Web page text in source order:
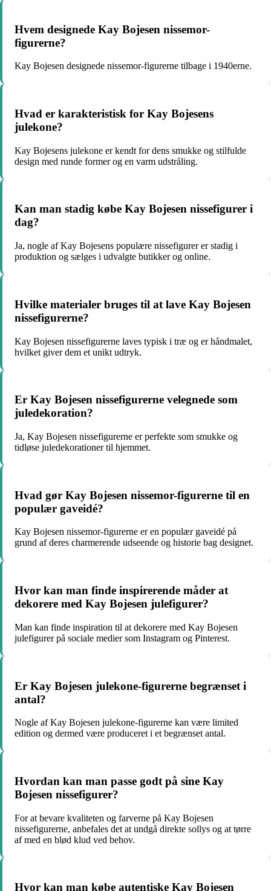
Hvem designede Kay Bojesen nissemor-
figurerne?
Kay Bojesen designede nissemor-figurerne tilbage i 1940erne.
Hvad er karakteristisk for Kay Bojesens
julekone?
Kay Bojesens julekone er kendt for dens smukke og stilfulde
design med runde former og en varm udstråling.
Kan man stadig købe Kay Bojesen nissefigurer i
dag?
Ja, nogle af Kay Bojesens populære nissefigurer er stadig i
produktion og sælges i udvalgte butikker og online.
Hvilke materialer bruges til at lave Kay Bojesen
nissefigurerne?
Kay Bojesen nissefigurerne laves typisk i træ og er håndmalet,
hvilket giver dem et unikt udtryk.
Er Kay Bojesen nissefigurerne velegnede som
juledekoration?
Ja, Kay Bojesen nissefigurerne er perfekte som smukke og
tidløse juledekorationer til hjemmet.
Hvad gør Kay Bojesen nissemor-figurerne til en
populær gaveidé?
Kay Bojesen nissemor-figurerne er en populær gaveidé på
grund af deres charmerende udseende og historie bag designet.
Hvor kan man finde inspirerende måder at
dekorere med Kay Bojesen julefigurer?
Man kan finde inspiration til at dekorere med Kay Bojesen
julefigurer på sociale medier som Instagram og Pinterest.
Er Kay Bojesen julekone-figurerne begrænset i
antal?
Nogle af Kay Bojesen julekone-figurerne kan være limited
edition og dermed være produceret i et begrænset antal.
Hvordan kan man passe godt på sine Kay
Bojesen nissefigurer?
For at bevare kvaliteten og farverne på Kay Bojesen
nissefigurerne, anbefales det at undgå direkte sollys og at tørre
af med en blød klud ved behov.
Hvor kan man købe autentiske Kay Bojesen